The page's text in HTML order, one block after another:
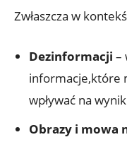
Zwłaszcza w
Dezinformacji –
informacje,które
wpływać na
Obrazy i mowa